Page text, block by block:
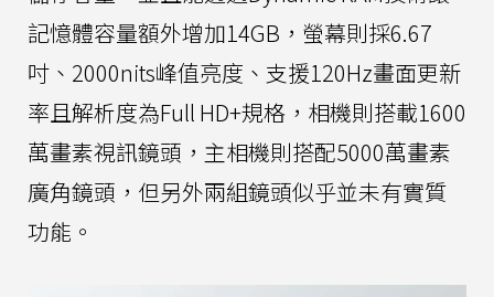
記憶體容量額外增加14GB，螢幕則採6.67
吋、2000nits峰值亮度、支援120Hz畫面更新
率且解析度為Full HD+規格，相機則搭載1600
萬畫素視訊鏡頭，主相機則搭配5000萬畫素
廣角鏡頭，但另外兩組鏡頭似乎並未有實質
功能。